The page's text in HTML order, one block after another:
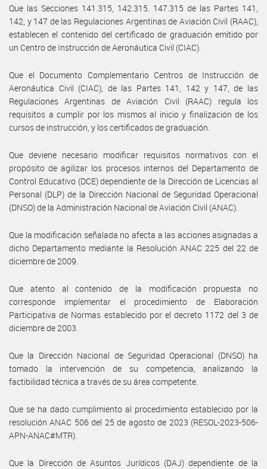
Que las Secciones 141.315, 142.315. 147.315 de las Partes 141,
142, y 147 de las Regulaciones Argentinas de Aviación Civil (RAAC),
establecen el contenido del certificado de graduación emitido por
un Centro de Instrucción de Aeronáutica Civil (CIAC).
Que el Documento Complementario Centros de Instrucción de
Aeronáutica Civil (CIAC), de las Partes 141, 142 y 147, de las
Regulaciones Argentinas de Aviación Civil (RAAC) regula los
requisitos a cumplir por los mismos al inicio y finalización de los
cursos de instrucción, y los certificados de graduación.
Que deviene necesario modificar requisitos normativos con el
propósito de agilizar los procesos internos del Departamento de
Control Educativo (DCE) dependiente de la Dirección de Licencias al
Personal (DLP) de la Dirección Nacional de Seguridad Operacional
(DNSO) de la Administración Nacional de Aviación Civil (ANAC).
Que la modificación señalada no afecta a las acciones asignadas a
dicho Departamento mediante la Resolución ANAC 225 del 22 de
diciembre de 2009.
Que atento al contenido de la modificación propuesta no
corresponde implementar el procedimiento de Elaboración
Participativa de Normas establecido por el decreto 1172 del 3 de
diciembre de 2003.
Que la Dirección Nacional de Seguridad Operacional (DNSO) ha
tomado la intervención de su competencia, analizando la
factibilidad técnica a través de su área competente.
Que se ha dado cumplimiento al procedimiento establecido por la
resolución ANAC 506 del 25 de agosto de 2023 (RESOL-2023-506-
APN-ANAC#MTR).
Que la Dirección de Asuntos Jurídicos (DAJ) dependiente de la